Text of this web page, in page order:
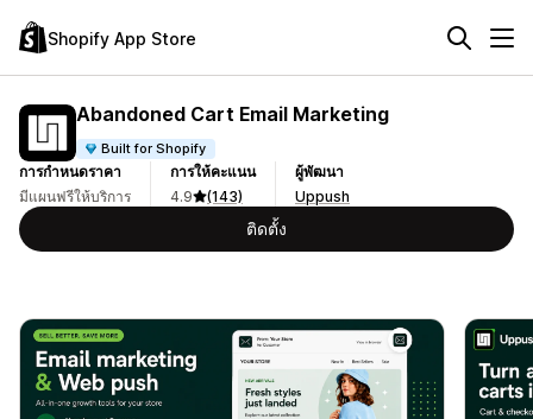
Shopify App Store
Abandoned Cart Email Marketing
Built for Shopify
การกำหนดราคา
มีแผนฟรีให้บริการ
การให้คะแนน
4.9
(143)
ผู้พัฒนา
Uppush
ติดตั้ง